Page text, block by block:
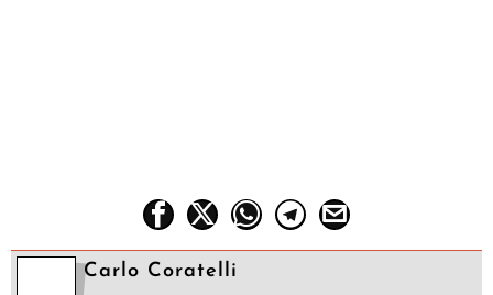
Carlo Coratelli